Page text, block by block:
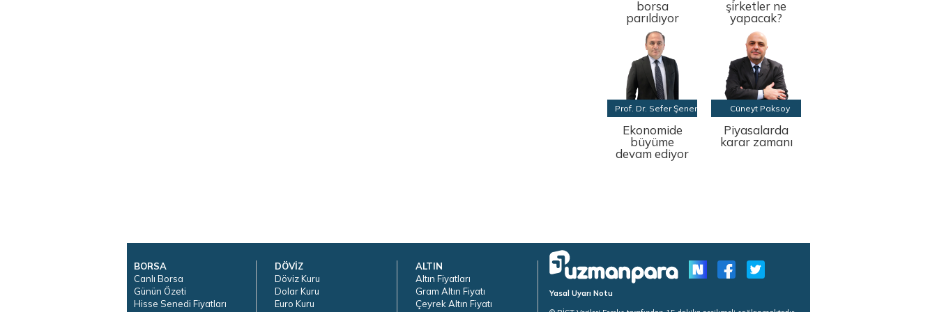
borsa
parıldıyor
şirketler ne
yapacak?
Prof. Dr. Sefer Şener
Ekonomide
büyüme
devam ediyor
Cüneyt Paksoy
Piyasalarda
karar zamanı
BORSA
Canlı Borsa
Günün Özeti
Hisse Senedi Fiyatları
DÖVİZ
Döviz Kuru
Dolar Kuru
Euro Kuru
ALTIN
Altın Fiyatları
Gram Altın Fiyatı
Çeyrek Altın Fiyatı
Yasal Uyarı Notu